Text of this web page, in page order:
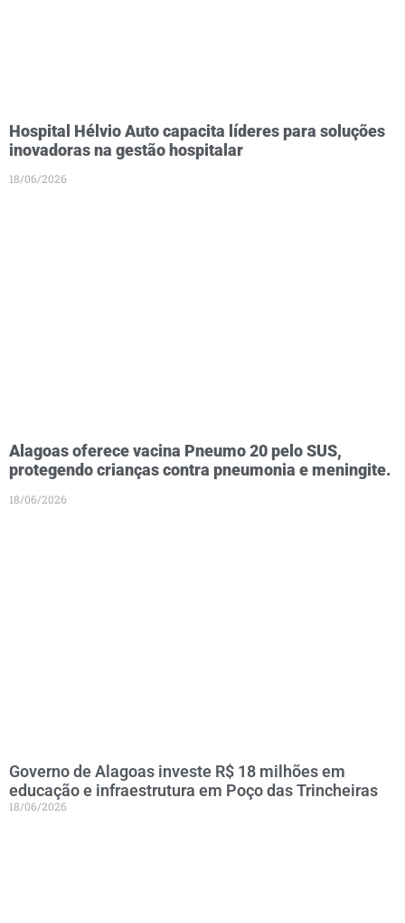
Hospital Hélvio Auto capacita líderes para soluções
inovadoras na gestão hospitalar
18/06/2026
Alagoas oferece vacina Pneumo 20 pelo SUS,
protegendo crianças contra pneumonia e meningite.
18/06/2026
Governo de Alagoas investe R$ 18 milhões em
educação e infraestrutura em Poço das Trincheiras
18/06/2026